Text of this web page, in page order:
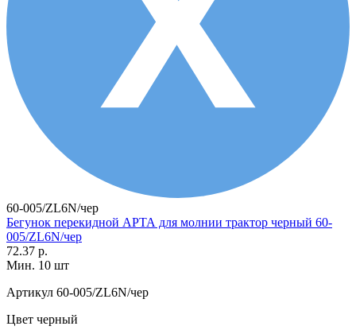
60-005/ZL6N/чер
Бегунок перекидной АРТА для молнии трактор черный 60-
005/ZL6N/чер
72.37 р.
Мин. 10 шт
Артикул 60-005/ZL6N/чер
Цвет черный